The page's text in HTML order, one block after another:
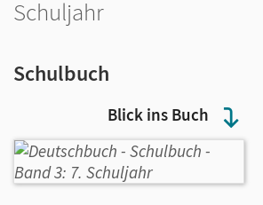
Blick ins Buch
Schuljahr
Schulbuch